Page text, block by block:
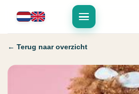
← Terug naar overzicht